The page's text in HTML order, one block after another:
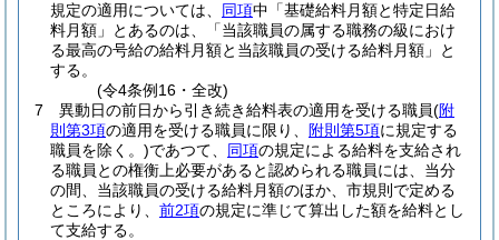
規定の適用については、 同項中「基礎給料月額と特定日給
料月額」とあるのは、「当該職員の属する職務の級におけ
る最高の号給の給料月額と当該職員の受ける給料月額」と
する。
(令4条例16・全改)
7
異動日の前日から引き続き給料表の適用を受ける職員(附
則第3項の適用を受ける職員に限り、 附則第5項に規定する
職員を除く。)であつて、 同項の規定による給料を支給され
る職員との権衡上必要があると認められる職員には、当分
の間、当該職員の受ける給料月額のほか、市規則で定める
ところにより、 前2項の規定に準じて算出した額を給料とし
て支給する。